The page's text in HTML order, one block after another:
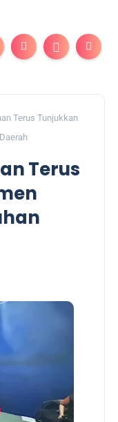
Terus Tunjukkan
Terus